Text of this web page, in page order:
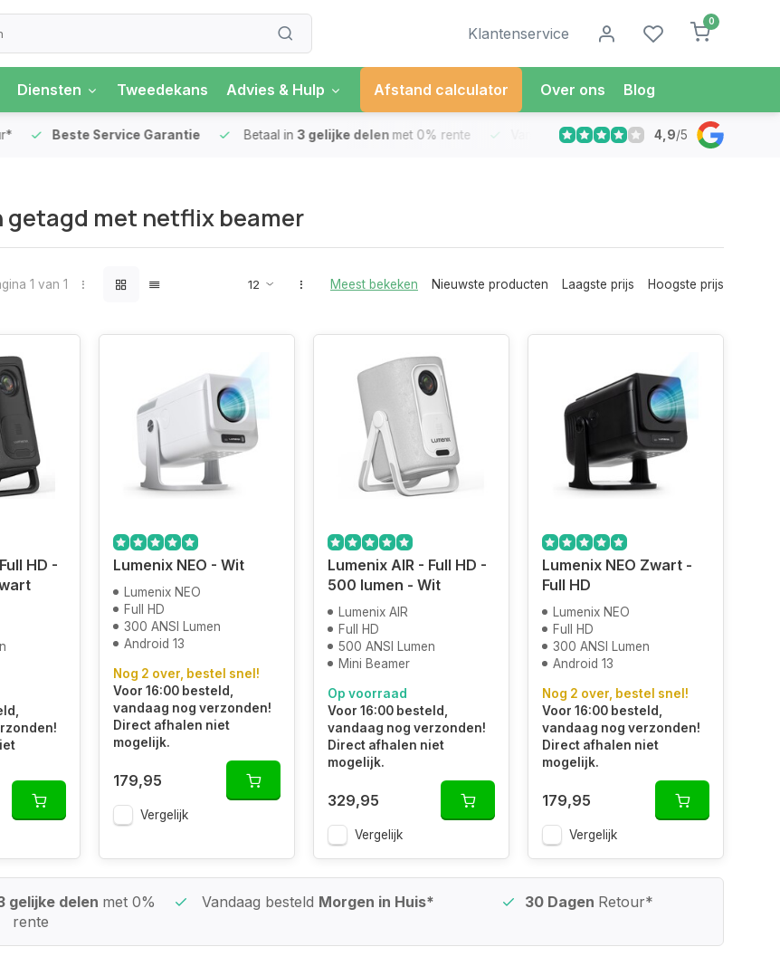
Klantenservice
0
Diensten Tweedekans Advies & Hulp Afstand calculator Over ons Blog
Beste Service Garantie Betaal in 3 gelijke delen met 0% rente Vandaag besteldMorgen in Huis*
4,9/5
getagd met netflix beamer
1 van 1 Meest bekeken Nieuwste producten Laagste prijs Hoogste prijs
HD -
Lumenix NEO - Wit
Lumenix NEO
Full HD
300 ANSI Lumen
Android 13
Nog 2 over, bestel snel!
Voor 16:00 besteld,
vandaag nog verzonden!
Direct afhalen niet
mogelijk.
179,95
Vergelijk
Lumenix AIR - Full HD -
500 lumen - Wit
Lumenix AIR
Full HD
500 ANSI Lumen
Mini Beamer
Op voorraad
Voor 16:00 besteld,
vandaag nog verzonden!
Direct afhalen niet
mogelijk.
329,95
Vergelijk
Lumenix NEO Zwart -
Full HD
Lumenix NEO
Full HD
300 ANSI Lumen
Android 13
Nog 2 over, bestel snel!
Voor 16:00 besteld,
vandaag nog verzonden!
Direct afhalen niet
mogelijk.
179,95
Vergelijk
gelijke delen met 0%
rente
Vandaag besteld Morgen in Huis* 30 Dagen Retour*